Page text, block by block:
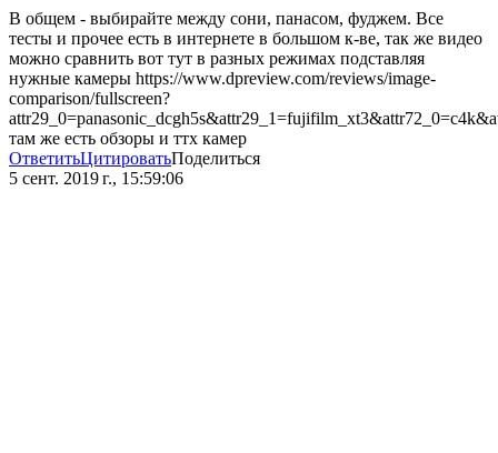
В общем - выбирайте между сони, панасом, фуджем. Все
тесты и прочее есть в интернете в большом к-ве, так же видео
можно сравнить вот тут в разных режимах подставляя
нужные камеры https://www.dpreview.com/reviews/image-
comparison/fullscreen?
там же есть обзоры и ттх камер
ОтветитьЦитироватьПоделиться
5 сент. 2019 г., 15:59:06